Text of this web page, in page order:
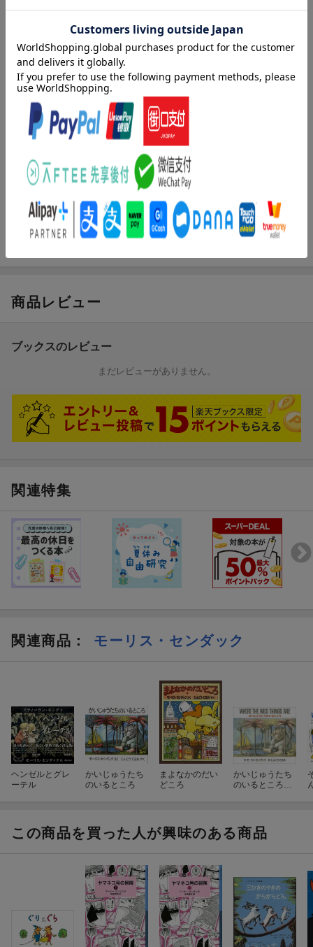
います。
内容紹介（情報提供：絵本ナビ）
タイトルが長いなと思っていたら
お話が二つ入っていたので
それぞれのタイトルだと後で分かりました。
主人公の男の子の性格がとてもすごいです。
実際にいたらかなり手がかかると思います。
かいじゅうたちのいるところの作者です。
（ジョージ大好きさん 40代・愛知県 男の子15歳）
商品レビュー
ブックスのレビュー
まだレビューがありません。
関連特集
関連商品 ： モーリス・センダック
ヘンゼルとグレ
ーテル
かいじゅうたち
のいるところ
まよなかのだい
どころ
かいじゅうたち
のいるところ
この商品を買った人が興味のある商品